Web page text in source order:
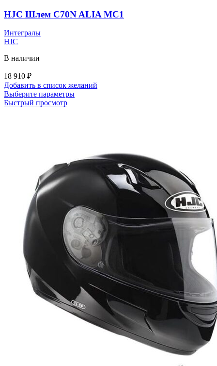
выбрать
на
HJC Шлем C70N ALIA MC1
Интегралы
HJC
В наличии
18 910 ₽
Добавить в список желаний
Выберите параметрыЭтот
выбрать
на
странице
Быстрый просмотр